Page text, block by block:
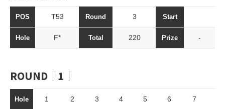
POS T53 Round 3 Start
Hole F* Total 220 Prize -
ROUND｜1｜
Hole 1 2 3 4 5 6 7